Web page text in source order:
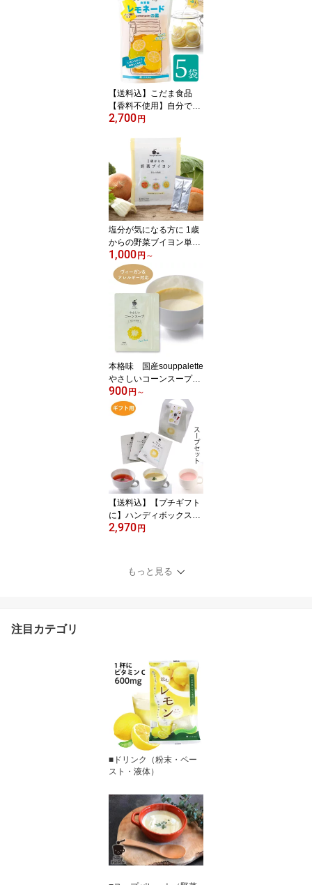
セット！時短！インスタ
ントラーメンにも！ 乾燥
味噌汁の具 非常食 乾燥
野菜 味噌汁 スープに
【送料込】こだま食品
【香料不使用】自分で作
る レモネードの素5袋セ
て1日漬けるだけ。酢レ
モンにも。
2,700 円
塩分が気になる方に 1歳
からの野菜ブイヨン単品
or 3袋セット【ネコポス
便送料込】1杯の食塩相
当量0.1g
1,000 円 ～
本格味 国産souppalette
やさしいコーンスープ5
杯分 砂糖不使用【ヴィ
ーガン対応】【食物アレ
ルギー対応食品】とうも
ろこしスープ 簡単 北海
道産コーン
900 円 ～
【送料込】【プチギフト
に】ハンディボックス入
りスープパレットやさし
2,970 円
もっと見る
注目カテゴリ
■ドリンク（粉末・ペー
スト・液体）